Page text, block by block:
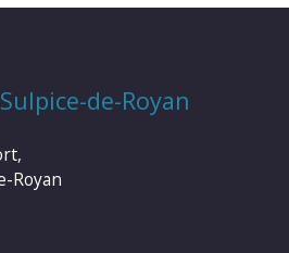
de-Royan
Royan